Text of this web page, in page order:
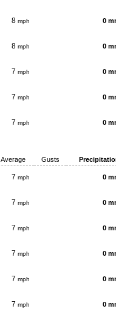
8 mph 0
8 mph 0
7 mph 0
7 mph 0
7 mph 0
Average Gusts
7 mph 0
7 mph 0
7 mph 0
7 mph 0
7 mph 0
7 mph 0